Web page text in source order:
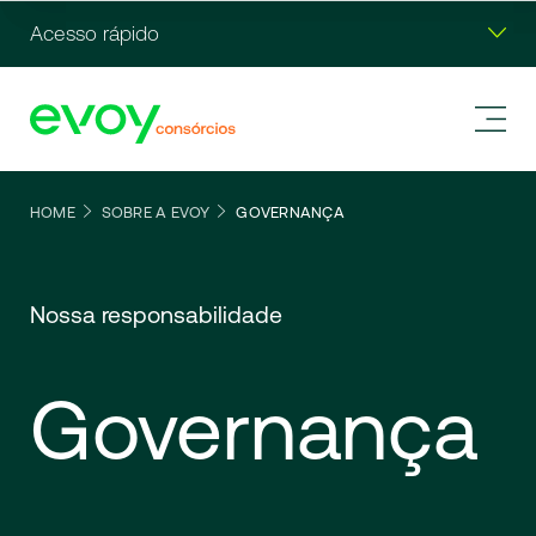
Acesso rápido
HOME SOBRE A EVOY GOVERNANÇA
Nossa responsabilidade
Governança